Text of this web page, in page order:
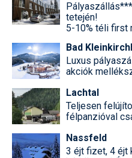
tetején!
5-10% téli first
Bad
Luxus
akciók
Lachtal
Teljesen
félpanzióval
Nassfeld
3 éjt fizet, 4 éjt